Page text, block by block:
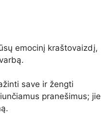
emocinį kraštovaizdį,
save ir žengti
pranešimus; jie